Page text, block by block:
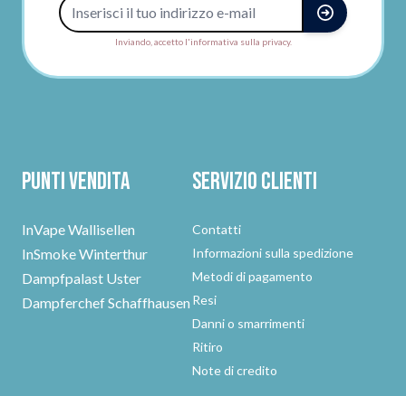
Inviando, accetto l'informativa sulla privacy.
Punti vendita
InVape Wallisellen
InSmoke Winterthur
Dampfpalast Uster
Dampferchef Schaffhausen
Servizio clienti
Contatti
Informazioni sulla spedizione
Metodi di pagamento
Resi
Danni o smarrimenti
Ritiro
Note di credito